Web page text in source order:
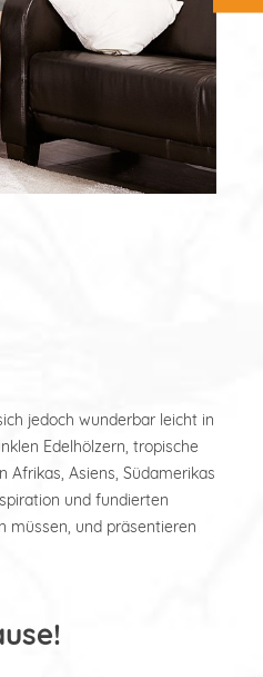
jedoch wunderbar leicht in
Edelhölzern, tropische
Asiens, Südamerikas
und fundierten
müssen, und präsentieren